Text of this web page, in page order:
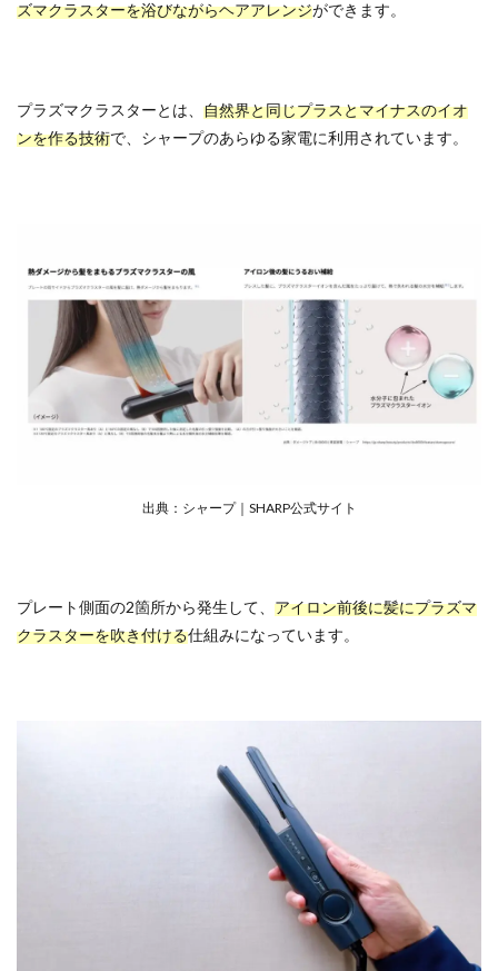
ズマクラスターを浴びながらヘアアレンジができます。
プラズマクラスターとは、 自然界と同じプラスとマイナスのイオ
ンを作る技術で、シャープのあらゆる家電に利用されています。
出典：シャープ｜SHARP公式サイト
プレート側面の2箇所から発生して、 アイロン前後に髪にプラズマ
クラスターを吹き付ける仕組みになっています。